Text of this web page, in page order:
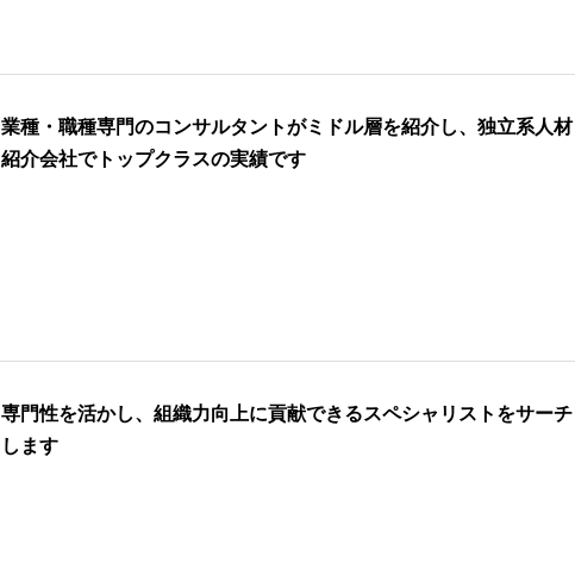
業種・職種専門のコンサルタントがミドル層を紹介し、独立系人材
紹介会社でトップクラスの実績です
専門性を活かし、組織力向上に貢献できるスペシャリストをサーチ
します